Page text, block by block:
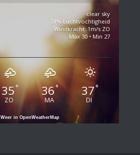
clear sky
31% Luchtvochtigheid
Windkracht: 1m/s ZO
Max 30 • Min 27
35°
ZO
36°
MA
37°
DI
Weer in OpenWeatherMap